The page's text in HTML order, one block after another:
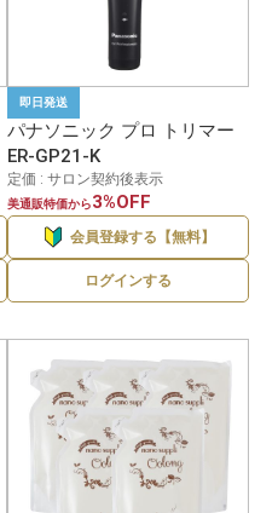
即日発送
パナソニック プロ トリマー
ER-GP21-K
定価 : サロン契約後表示
美通販特価から3%OFF
会員登録する【無料】
ログインする